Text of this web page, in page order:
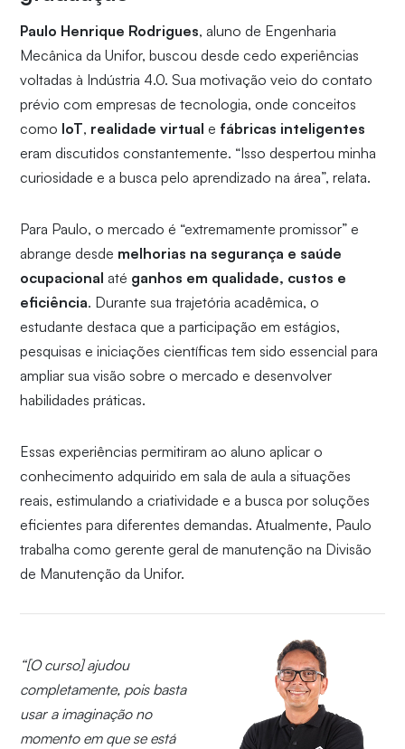
Paulo Henrique Rodrigues, aluno de Engenharia
Mecânica da Unifor, buscou desde cedo experiências
voltadas à Indústria 4.0. Sua motivação veio do contato
prévio com empresas de tecnologia, onde conceitos
como IoT, realidade virtual e fábricas inteligentes
eram discutidos constantemente. “Isso despertou minha
curiosidade e a busca pelo aprendizado na área”, relata.
Para Paulo, o mercado é “extremamente promissor” e
abrange desde melhorias na segurança e saúde
ocupacional até ganhos em qualidade, custos e
eficiência. Durante sua trajetória acadêmica, o
estudante destaca que a participação em estágios,
pesquisas e iniciações científicas tem sido essencial para
ampliar sua visão sobre o mercado e desenvolver
habilidades práticas.
Essas experiências permitiram ao aluno aplicar o
conhecimento adquirido em sala de aula a situações
reais, estimulando a criatividade e a busca por soluções
eficientes para diferentes demandas. Atualmente, Paulo
trabalha como gerente geral de manutenção na Divisão
de Manutenção da Unifor.
“[O curso] ajudou
completamente, pois basta
usar a imaginação no
momento em que se está